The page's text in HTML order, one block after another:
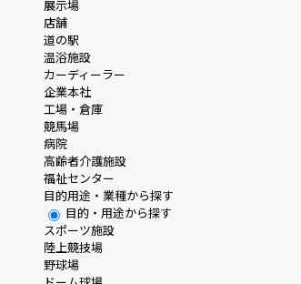
展示場
店舗
道の駅
温浴施設
カーディーラー
企業本社
工場・倉庫
競馬場
病院
高齢者介護施設
福祉センター
目的用途・業種から探す
目的・用途から探す
スポーツ施設
陸上競技場
野球場